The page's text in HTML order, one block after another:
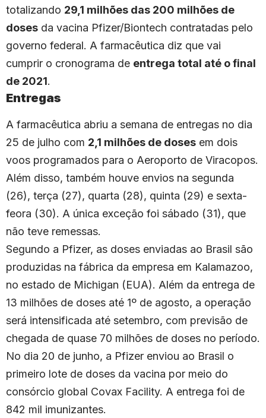
totalizando 29,1 milhões das 200 milhões de
doses da vacina Pfizer/Biontech contratadas pelo
governo federal. A farmacêutica diz que vai
cumprir o cronograma de entrega total até o final
de 2021.
Entregas
A farmacêutica abriu a semana de entregas no dia
25 de julho com 2,1 milhões de doses em dois
voos programados para o Aeroporto de Viracopos.
Além disso, também houve envios na segunda
(26), terça (27), quarta (28), quinta (29) e sexta-
feora (30). A única exceção foi sábado (31), que
não teve remessas.
Segundo a Pfizer, as doses enviadas ao Brasil são
produzidas na fábrica da empresa em Kalamazoo,
no estado de Michigan (EUA). Além da entrega de
13 milhões de doses até 1º de agosto, a operação
será intensificada até setembro, com previsão de
chegada de quase 70 milhões de doses no período.
No dia 20 de junho, a Pfizer enviou ao Brasil o
primeiro lote de doses da vacina por meio do
consórcio global Covax Facility. A entrega foi de
842 mil imunizantes.